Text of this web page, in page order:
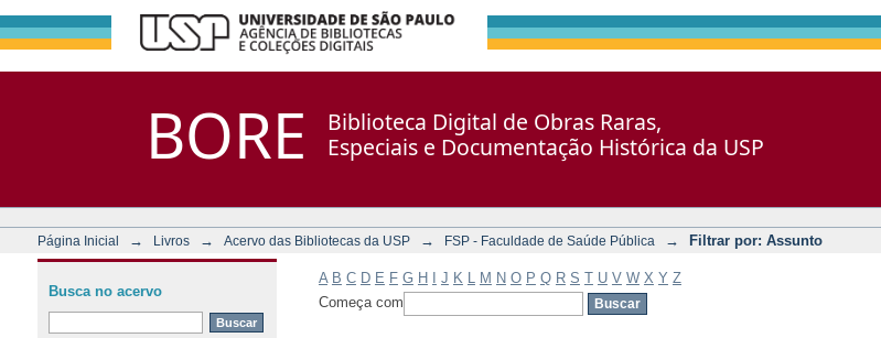
BORE
Biblioteca Digital de Obras Raras,
Especiais e Documentação Histórica da USP
Página Inicial → Livros → Acervo das Bibliotecas da USP → FSP - Faculdade de Saúde Pública → Filtrar por: Assunto
A B C D E F G H J K M N O P Q R S T U V W X Y Z
Começa com
Busca no acervo